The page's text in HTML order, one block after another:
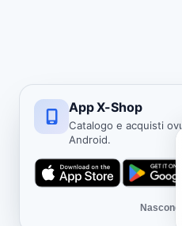
App X-Shop
Catalogo e acquisti
Android.
Nascondi